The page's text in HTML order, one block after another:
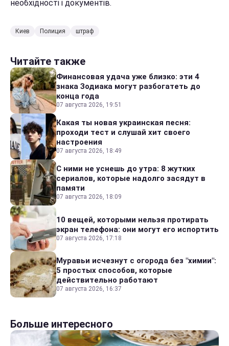
необхідності і документів.
Киев Полиция штраф
Читайте также
Финансовая удача уже близко: эти 4
знака Зодиака могут разбогатеть до
конца года
07 августа 2026, 19:51
Какая ты новая украинская песня:
проходи тест и слушай хит своего
настроения
07 августа 2026, 18:49
С ними не уснешь до утра: 8 жутких
сериалов, которые надолго засядут в
памяти
07 августа 2026, 18:09
10 вещей, которыми нельзя протирать
экран телефона: они могут его испортить
07 августа 2026, 17:18
Муравьи исчезнут с огорода без "химии":
5 простых способов, которые
действительно работают
07 августа 2026, 16:37
Больше интересного